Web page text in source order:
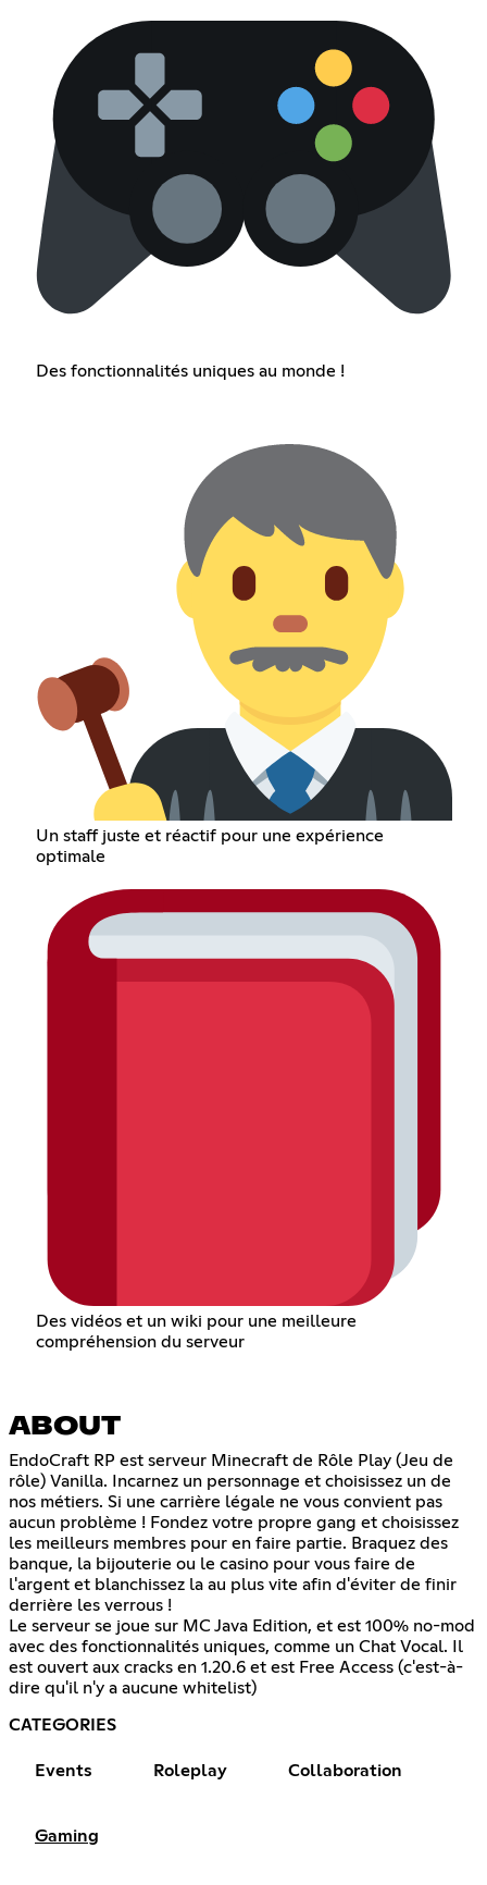
Des fonctionnalités uniques au monde !
Un staff juste et réactif pour une expérience
optimale
Des vidéos et un wiki pour une meilleure
compréhension du serveur
ABOUT
EndoCraft RP est serveur Minecraft de Rôle Play (Jeu de
rôle) Vanilla. Incarnez un personnage et choisissez un de
nos métiers. Si une carrière légale ne vous convient pas
aucun problème ! Fondez votre propre gang et choisissez
les meilleurs membres pour en faire partie. Braquez des
banque, la bijouterie ou le casino pour vous faire de
l'argent et blanchissez la au plus vite afin d'éviter de finir
derrière les verrous !
Le serveur se joue sur MC Java Edition, et est 100% no-mod
avec des fonctionnalités uniques, comme un Chat Vocal. Il
est ouvert aux cracks en 1.20.6 et est Free Access (c'est-à-
dire qu'il n'y a aucune whitelist)
CATEGORIES
Events Roleplay Collaboration
Gaming